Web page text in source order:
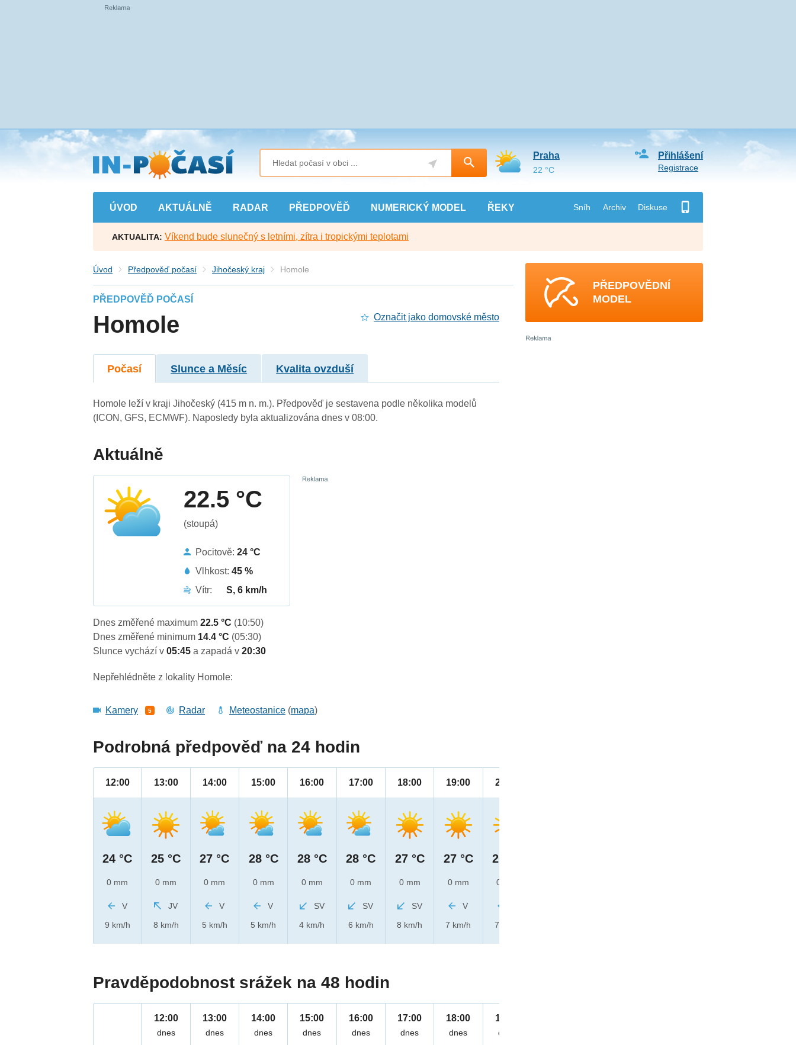
Přejít
na
hlavní
obsah
ÚVOD AKTUÁLNĚ RADAR PŘEDPOVĚĎ NUMERICKÝ MODEL ŘEKY Sníh Archiv Diskuse
Přihlášení
Registrace
Praha
22 °C
AKTUALITA: Víkend bude slunečný s letními, zítra i tropickými teplotami
Úvod Předpověď počasí Jihočeský kraj Homole
PŘEDPOVĚĎ POČASÍ
Homole Označit jako domovské město
Počasí Slunce a Měsíc Kvalita ovzduší
Homole leží v kraji Jihočeský (415 m n. m.). Předpověď je sestavena podle několika modelů
(ICON, GFS, ECMWF). Naposledy byla aktualizována dnes v 08:00.
Aktuálně
22.5 °C
(stoupá)
Pocitově:24 °C
Vlhkost:45 %
Vítr:
S, 6 km/h
Dnes změřené maximum22.5 °C (10:50)
Dnes změřené minimum 14.4 °C (05:30)
Slunce vychází v05:45a zapadá v20:30
Nepřehlédněte z lokality Homole:
Kamery 5 Radar Meteostanice (mapa)
Podrobná předpověď na 24 hodin
12:00
24 °C
0 mm
V
9 km/h
13:00
25 °C
0 mm
JV
8 km/h
14:00
27 °C
0 mm
V
5 km/h
15:00
28 °C
0 mm
V
5 km/h
16:00
28 °C
0 mm
SV
4 km/h
17:00
28 °C
0 mm
SV
6 km/h
18:00
27 °C
0 mm
SV
8 km/h
19:00
27 °C
0 mm
V
7 km/h
20:00
26 °C
0 mm
7 km/h
Pravděpodobnost srážek na 48 hodin
12:00
dnes
13:00
dnes
14:00
dnes
15:00
dnes
16:00
dnes
17:00
dnes
18:00
dnes
19:00
dnes
PŘEDPOVĚDNÍ
MODEL